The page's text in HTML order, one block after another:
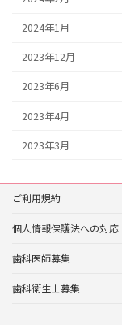
2024年1月
2023年12月
2023年6月
2023年4月
2023年3月
ご利用規約
個人情報保護法への対応
歯科医師募集
歯科衛生士募集